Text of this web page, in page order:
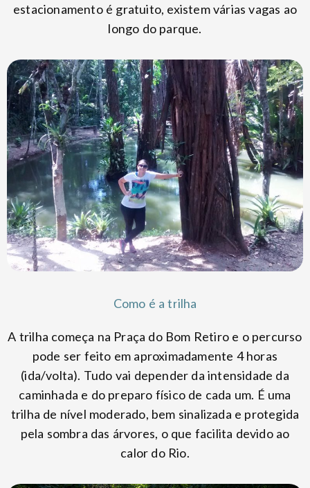
estacionamento é gratuito, existem várias vagas ao
longo do parque.
Como é a trilha
A trilha começa na Praça do Bom Retiro e o percurso
pode ser feito em aproximadamente 4 horas
(ida/volta). Tudo vai depender da intensidade da
caminhada e do preparo físico de cada um. É uma
trilha de nível moderado, bem sinalizada e protegida
pela sombra das árvores, o que facilita devido ao
calor do Rio.